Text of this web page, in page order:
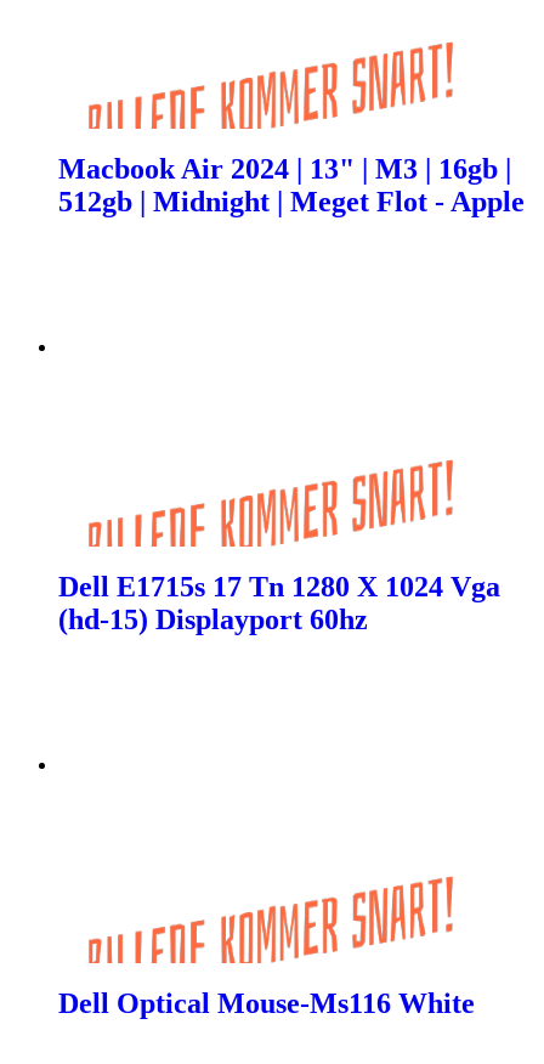
Macbook Air 2024 | 13" | M3 | 16gb |
512gb | Midnight | Meget Flot - Apple
Dell E1715s 17 Tn 1280 X 1024 Vga
(hd-15) Displayport 60hz
Dell Optical Mouse-Ms116 White